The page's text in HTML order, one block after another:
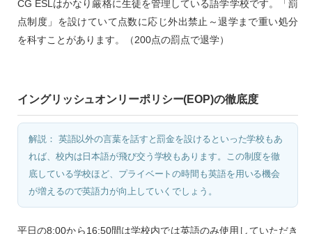
CG ESLはかなり厳格に生徒を管理している語学学校です。「罰
点制度」を設けていて点数に応じ外出禁止～退学まで重い処分
を科すことがあります。（200点の罰点で退学）
イングリッシュオンリーポリシー(EOP)の徹底度
解説： 英語以外の言葉を話すと罰金を設けるといった学校もあ
れば、校内は日本語が飛び交う学校もあります。この制度を徹
底している学校ほど、プライベートの時間も英語を用いる機会
が増えるので英語力が向上していくでしょう。
平日の8:00から16:50間は学校内では英語のみ使用していただき